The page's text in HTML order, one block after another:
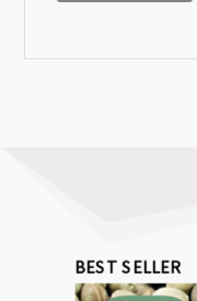
BEST SELLER